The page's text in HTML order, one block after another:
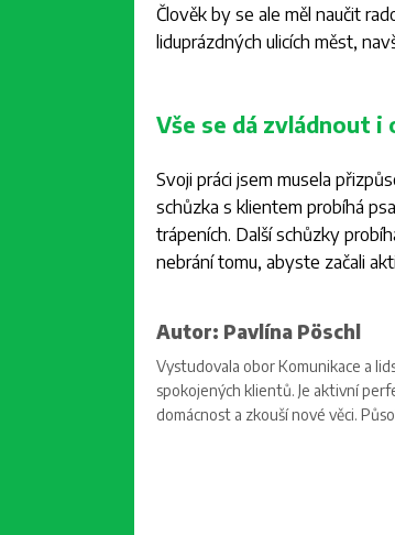
Člověk by se ale měl naučit
liduprázdných ulicích měst,
Vše se dá zvládnout i
Svoji práci jsem musela
schůzka s klientem probíhá
trápeních. Další schůzky
nebrání tomu, abyste začali
Autor: Pavlína Pöschl
Vystudovala obor Komunikace a
spokojených klientů. Je aktivní
domácnost a zkouší nové věci.